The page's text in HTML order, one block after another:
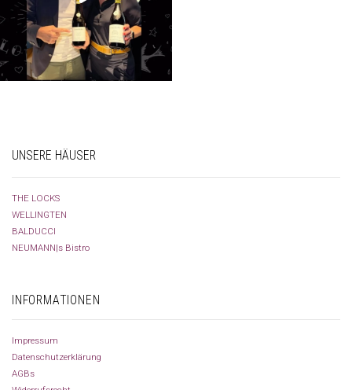
UNSERE HÄUSER
THE LOCKS
WELLINGTEN
BALDUCCI
NEUMANN|s Bistro
INFORMATIONEN
Impressum
Datenschutzerklärung
AGBs